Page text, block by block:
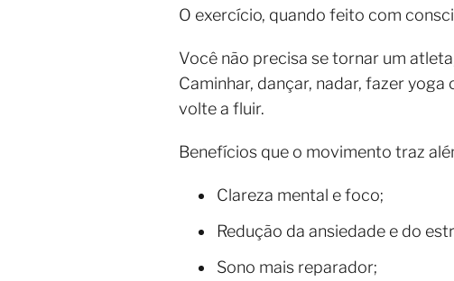
O exercício, quando feito com
Você não precisa se tornar um
Caminhar, dançar, nadar, fazer
volte a fluir.
Benefícios que o movimento traz
Clareza mental e foco;
Redução da ansiedade e do
Sono mais reparador;